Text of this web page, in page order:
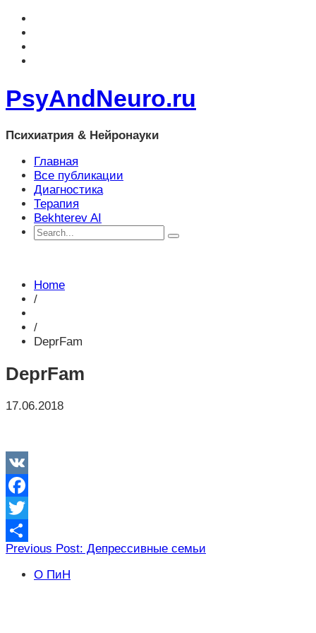
PsyAndNeuro.ru
Психиатрия & Нейронауки
Главная
Все публикации
Диагностика
Терапия
Bekhterev AI
Home
/
/
DeprFam
DeprFam
17.06.2018
VK
Facebook
Twitter
Отправить
Навигация
по
Previous Post: Депрессивные семьи
О ПиН